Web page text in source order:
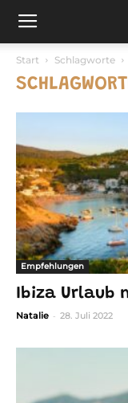
Start Schlagworte
Empfehlungen
Ibiza Urlaub
Natalie - 28. Juli 2022